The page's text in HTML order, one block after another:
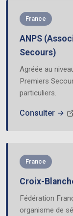
France
ANPS
Secours)
Agréée au
Premiers
particuliers.
Consulter →
France
Croix-
Fédération
organisme de